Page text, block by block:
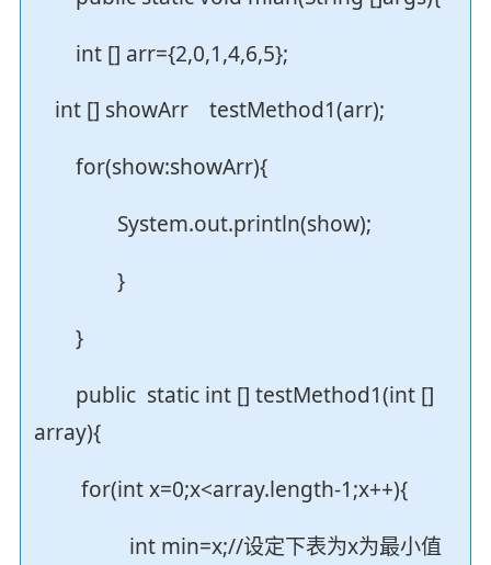
int [] arr={2,0,1,4,6,5};
int [] showArr testMethod1(arr);
for(show:showArr){
System.out.println(show);
}
}
public static int [] testMethod1(int []
array){
for(int x=0;x<array.length-1;x++){
int min=x;//设定下表为x为最小值